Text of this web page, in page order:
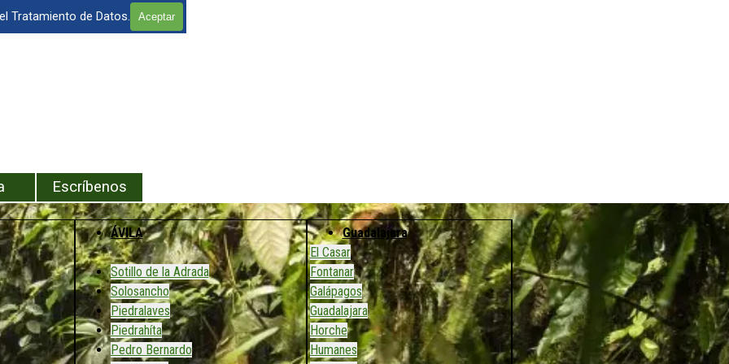
Tratamiento de Datos. Aceptar
Escríbenos
ÁVILA
Sotillo de la Adrada
Solosancho
Piedralaves
Piedrahíta
Pedro Bernardo
Guadalajara
El Casar
Fontanar
Galápagos
Guadalajara
Horche
Humanes